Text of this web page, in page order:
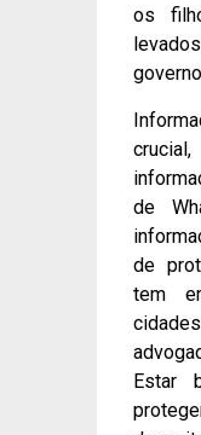
os
de
de
tem
Estar